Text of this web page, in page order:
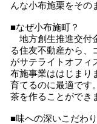
んな小布施栗をその
■なぜ小布施町？
地方創生推進交付
る住友不動産から、
がサテライトオフィ
布施事業ははじまり
育てるのに最適です
茶を作ることができ
■味への深いこだわり